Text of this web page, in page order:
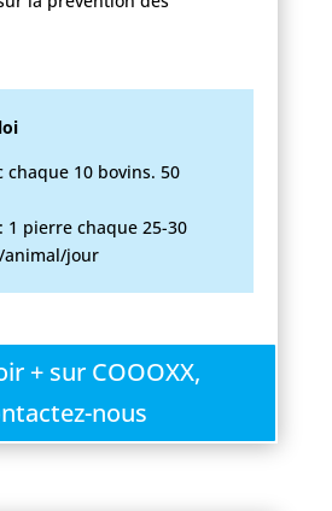
10 bovins. 50
1 pierre chaque 25-30
animal/jour
+ sur COOOXX,
nous